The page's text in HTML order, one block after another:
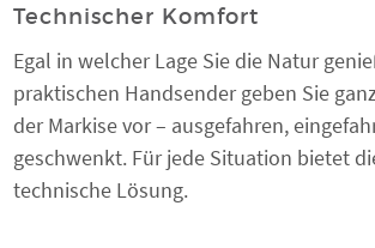
Technischer Komfort
Egal in welcher Lage Sie die Natur
praktischen Handsender geben Sie
der Markise vor – ausgefahren,
geschwenkt. Für jede Situation bietet
technische Lösung.